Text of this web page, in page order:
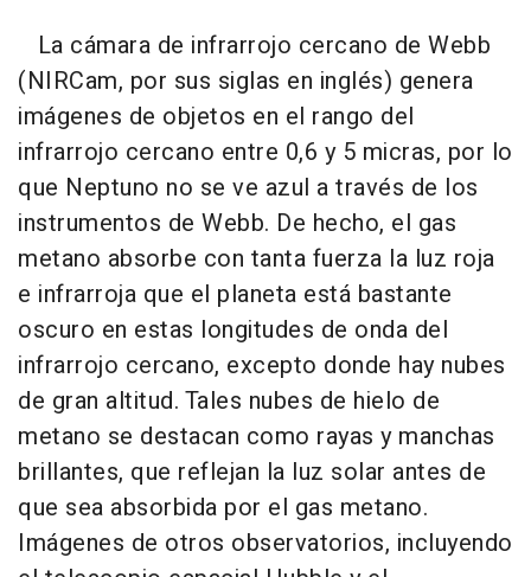
La cámara de infrarrojo cercano de Webb
(NIRCam, por sus siglas en inglés) genera
imágenes de objetos en el rango del
infrarrojo cercano entre 0,6 y 5 micras, por lo
que Neptuno no se ve azul a través de los
instrumentos de Webb. De hecho, el gas
metano absorbe con tanta fuerza la luz roja
e infrarroja que el planeta está bastante
oscuro en estas longitudes de onda del
infrarrojo cercano, excepto donde hay nubes
de gran altitud. Tales nubes de hielo de
metano se destacan como rayas y manchas
brillantes, que reflejan la luz solar antes de
que sea absorbida por el gas metano.
Imágenes de otros observatorios, incluyendo